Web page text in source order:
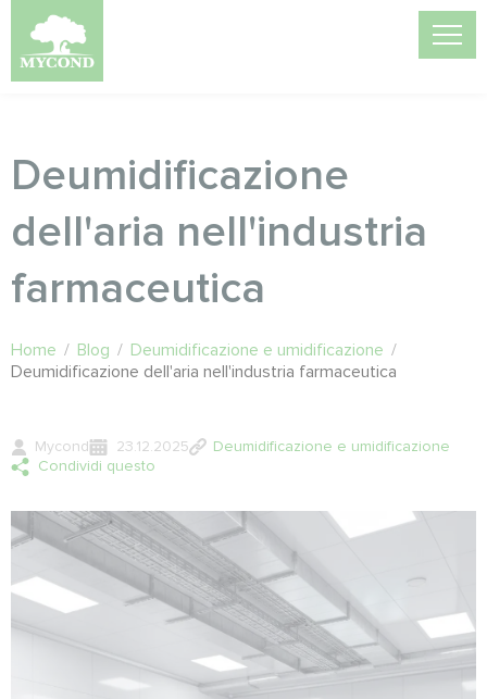
Deumidificazione
dell'aria nell'industria
farmaceutica
Home / Blog / Deumidificazione e umidificazione /
Deumidificazione dell'aria nell'industria farmaceutica
Mycond 23.12.2025
Deumidificazione e umidificazione
Condividi questo